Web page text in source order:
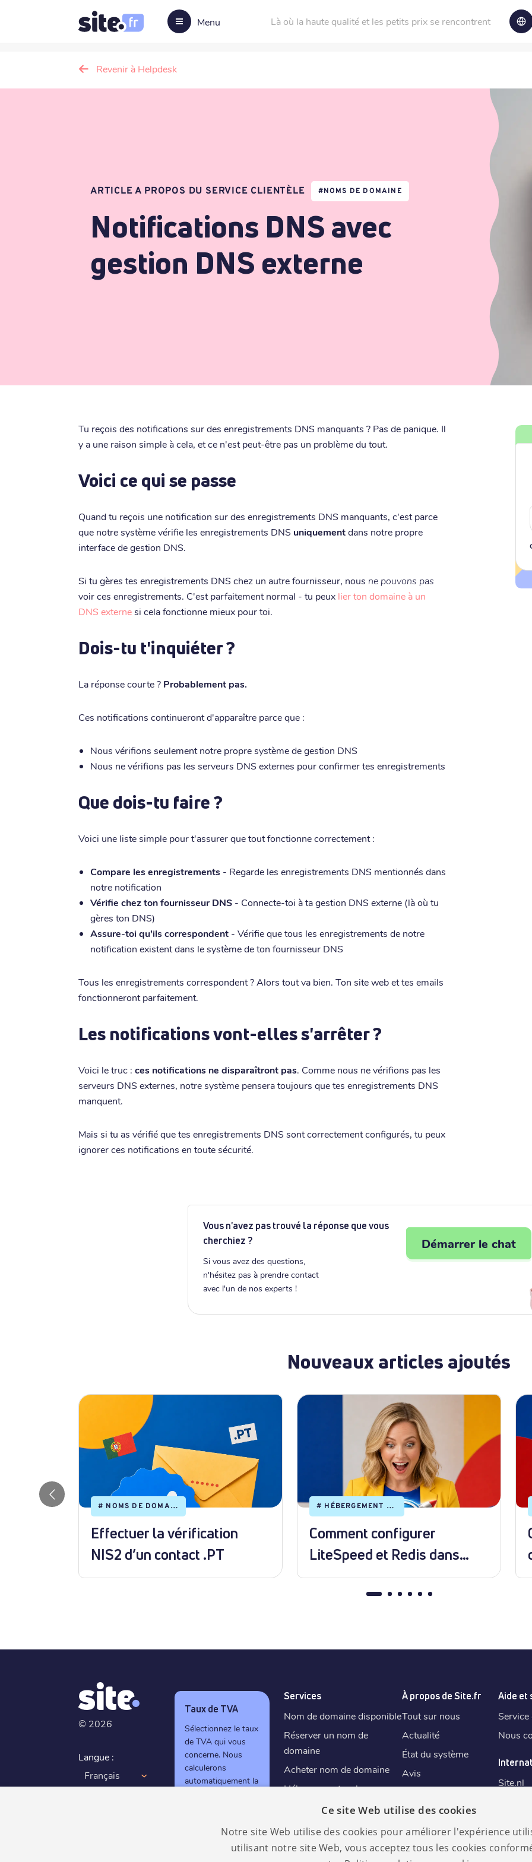
Menu Là où la haute qualité et les petits prix se rencontrent
Revenir à Helpdesk
ARTICLE A PROPOS DU SERVICE CLIENTÈLE #NOMS DE DOMAINE
Notifications DNS avec
gestion DNS externe
Tu reçois des notifications sur des enregistrements DNS manquants ? Pas de panique. Il
y a une raison simple à cela, et ce n'est peut-être pas un problème du tout.
Voici ce qui se passe
Quand tu reçois une notification sur des enregistrements DNS manquants, c'est parce
que notre système vérifie les enregistrements DNS uniquementdans notre propre
interface de gestion DNS.
Si tu gères tes enregistrements DNS chez un autre fournisseur, nous ne pouvons pas
voir ces enregistrements. C'est parfaitement normal - tu peux lier ton domaine à un
DNS externesi cela fonctionne mieux pour toi.
Dois-tu t'inquiéter ?
La réponse courte ? Probablement pas.
Ces notifications continueront d'apparaître parce que :
Nous vérifions seulement notre propre système de gestion DNS
Nous ne vérifions pas les serveurs DNS externes pour confirmer tes enregistrements
Que dois-tu faire ?
Voici une liste simple pour t'assurer que tout fonctionne correctement :
Compare les enregistrements - Regarde les enregistrements DNS mentionnés dans
notre notification
Vérifie chez ton fournisseur DNS - Connecte-toi à ta gestion DNS externe (là où tu
gères ton DNS)
Assure-toi qu'ils correspondent - Vérifie que tous les enregistrements de notre
notification existent dans le système de ton fournisseur DNS
Tous les enregistrements correspondent ? Alors tout va bien. Ton site web et tes emails
fonctionneront parfaitement.
Les notifications vont-elles s'arrêter ?
Voici le truc : ces notifications ne disparaîtront pas. Comme nous ne vérifions pas les
serveurs DNS externes, notre système pensera toujours que tes enregistrements DNS
manquent.
Mais si tu as vérifié que tes enregistrements DNS sont correctement configurés, tu peux
ignorer ces notifications en toute sécurité.
Vous n'avez pas trouvé la réponse que vous
cherchiez ?
Si vous avez des questions,
n'hésitez pas à prendre contact
avec l'un de nos experts !
Démarrer le chat
Nouveaux articles ajoutés
# NOMS DE DOMAINE
Effectuer la vérification
NIS2 d’un contact .PT
# HÉBERGEMENT WEB
Comment configurer
LiteSpeed et Redis dans
WordPress ?
© 2026
Langue :
Français
Taux de TVA
Sélectionnez le taux
de TVA qui vous
concerne. Nous
calculerons
automatiquement la
Services
Nom de domaine disponible
Réserver un nom de
domaine
Acheter nom de domaine
Hébergement web
Créer une adresse mail
Certificat SSL
Créateur de site IA✨
À propos de Site.fr
Tout sur nous
Actualité
État du système
Avis
Politique d'utilisation
équitable
Droit de rétractation
Aide et
Service
Nous
Site.nl
Site.eu
Ce site Web utilise des cookies
Notre site Web utilise des cookies pour améliorer l'expérience
utilisant notre site Web, vous acceptez tous les cookies